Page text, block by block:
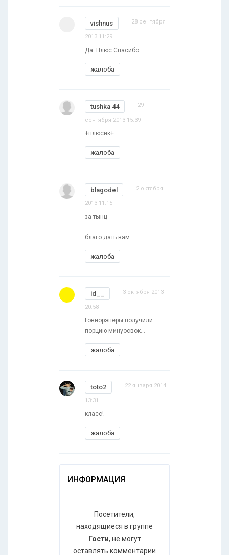
vishnus 28 сентября
2013 11:29
Да. Плюс.Спасибо.
жалоба
tushka 44 29
сентября 2013 15:39
+плюсик+
жалоба
blagodel 2 октября
2013 11:15
за тынц
благо дать вам
жалоба
id__ 3 октября 2013
20:58
Говнорэперы получили
порцию минуосвок...
жалоба
toto2 22 января 2014
13:31
класс!
жалоба
ИНФОРМАЦИЯ
Посетители,
находящиеся в группе
Гости, не могут
оставлять комментарии